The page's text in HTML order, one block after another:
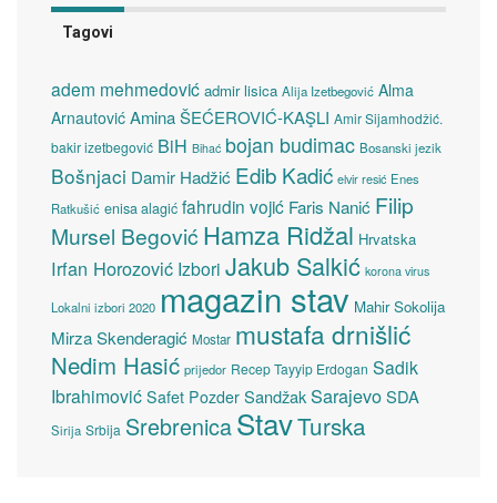
Tagovi
adem mehmedović admir lisica Alija Izetbegović Alma
Arnautović Amina ŠEĆEROVIĆ-KAŞLI Amir Sijamhodžić.
bakir izetbegović BiH Bihać bojan budimac Bosanski jezik
Bošnjaci Damir Hadžić Edib Kadić elvir resić Enes
Ratkušić enisa alagić fahrudin vojić Faris Nanić Filip
Mursel Begović Hamza Ridžal Hrvatska
Irfan Horozović Izbori Jakub Salkić korona virus
Lokalni izbori 2020 magazin stav Mahir Sokolija
Mirza Skenderagić Mostar mustafa drnišlić
Nedim Hasić prijedor Recep Tayyip Erdogan Sadik
Ibrahimović Safet Pozder SandžakSarajevoSDA
Sirija Srbija SrebrenicaStavTurska